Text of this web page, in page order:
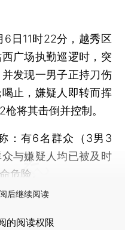
11时22分，越秀区
广场执勤巡逻时，突
发现一男子正持刀伤
止，嫌疑人即转而挥
将其击倒并控制。
有6名群众（3男3
与嫌疑人均已被及时
危险。
后继续阅读
的阅读权限